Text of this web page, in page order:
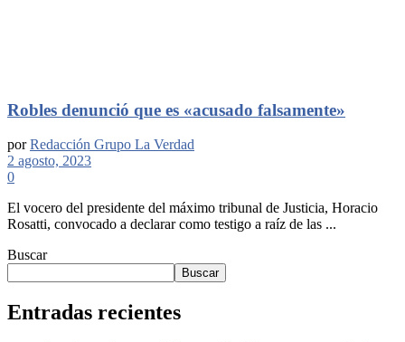
Robles denunció que es «acusado falsamente»
por Redacción Grupo La Verdad
2 agosto, 2023
0
El vocero del presidente del máximo tribunal de Justicia, Horacio
Rosatti, convocado a declarar como testigo a raíz de las ...
Buscar
Buscar
Entradas recientes